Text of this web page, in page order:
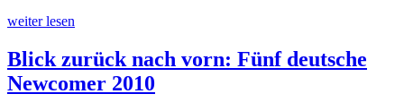
Award
weiter lesen
Blick zurück nach vorn: Fünf deutsche
Newcomer 2010